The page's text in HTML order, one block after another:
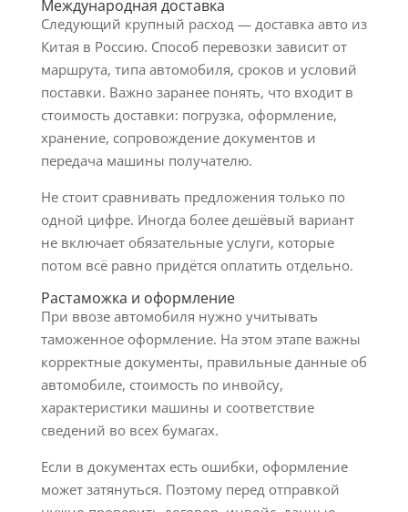
Международная доставка
Следующий крупный расход — доставка авто из
Китая в Россию. Способ перевозки зависит от
маршрута, типа автомобиля, сроков и условий
поставки. Важно заранее понять, что входит в
стоимость доставки: погрузка, оформление,
хранение, сопровождение документов и
передача машины получателю.
Не стоит сравнивать предложения только по
одной цифре. Иногда более дешёвый вариант
не включает обязательные услуги, которые
потом всё равно придётся оплатить отдельно.
Растаможка и оформление
При ввозе автомобиля нужно учитывать
таможенное оформление. На этом этапе важны
корректные документы, правильные данные об
автомобиле, стоимость по инвойсу,
характеристики машины и соответствие
сведений во всех бумагах.
Если в документах есть ошибки, оформление
может затянуться. Поэтому перед отправкой